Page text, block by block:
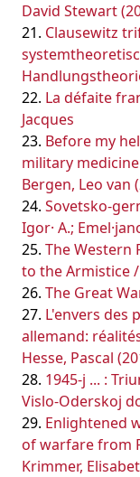
David Stewart
Clausewitz
La défaite
Jacques
Before my
military
Bergen, Leo van
Sovetsko-
Igor· A.;
The Western
to the Armistice
The Great
L'envers des
allemand:
Hesse, Pascal
1945-j ... :
Vislo-Oderskoj
Enlightened
of warfare from
Krimmer,